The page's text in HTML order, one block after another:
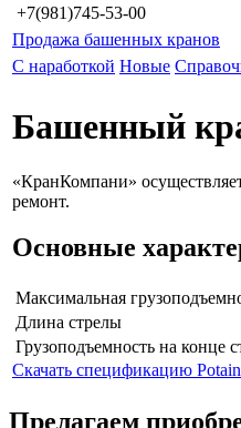
+7(981)745-53-00
Продажа башенных кранов
С наработкой Новые
Башенный
«КранКомпани»
ремонт.
Основные
Максимальная
Длина стрелы
Грузоподъемность на конце
Скачать спецификацию
Прелагаем